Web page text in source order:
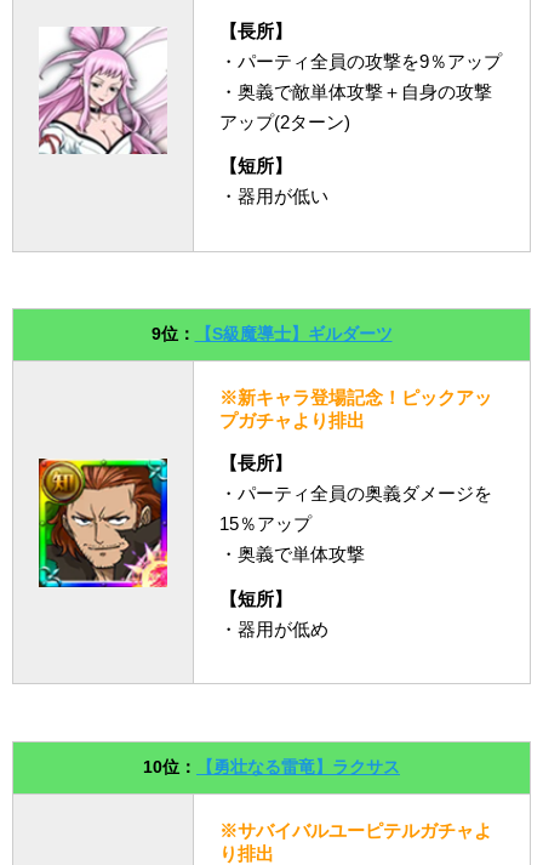
【長所】
・パーティ全員の攻撃を9％アップ
・奥義で敵単体攻撃＋自身の攻撃
アップ(2ターン)
【短所】
・器用が低い
9位： 【S級魔導士】ギルダーツ
※新キャラ登場記念！ピックアッ
プガチャより排出
【長所】
・パーティ全員の奥義ダメージを
15％アップ
・奥義で単体攻撃
【短所】
・器用が低め
10位： 【勇壮なる雷竜】ラクサス
※サバイバルユーピテルガチャよ
り排出